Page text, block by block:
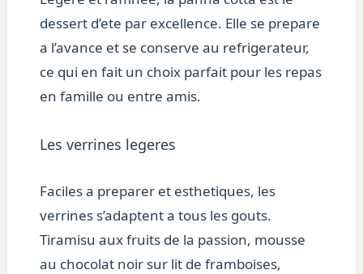
dessert d’ete par excellence. Elle se prepare
a l’avance et se conserve au refrigerateur,
ce qui en fait un choix parfait pour les repas
en famille ou entre amis.
Les verrines legeres
Faciles a preparer et esthetiques, les
verrines s’adaptent a tous les gouts.
Tiramisu aux fruits de la passion, mousse
au chocolat noir sur lit de framboises,